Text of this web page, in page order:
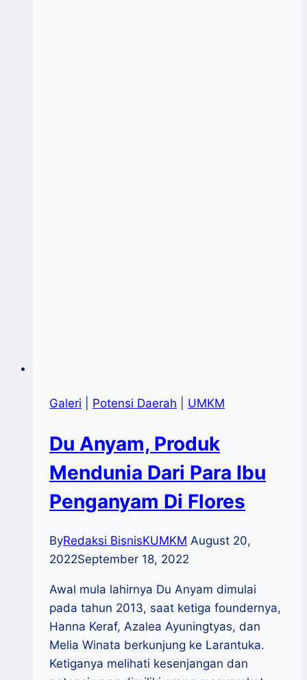
Galeri Potensi Daerah UMKM
Du Anyam, Produk
Mendunia Dari Para Ibu
Penganyam Di Flores
ByRedaksi BisnisKUMKM August 20,
2022September 18, 2022
Awal mula lahirnya Du Anyam dimulai
pada tahun 2013, saat ketiga foundernya,
Hanna Keraf, Azalea Ayuningtyas, dan
Melia Winata berkunjung ke Larantuka.
Ketiganya melihati kesenjangan dan